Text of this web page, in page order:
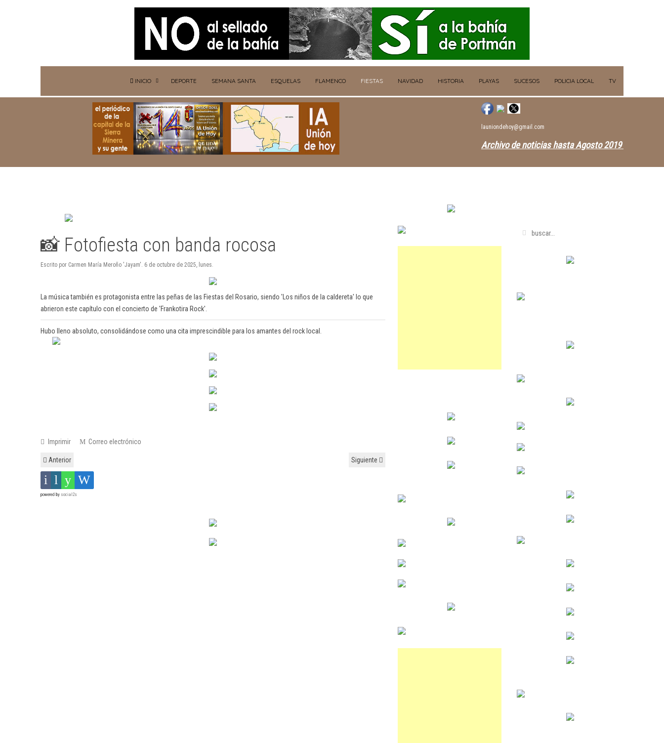
INICIO DEPORTE SEMANA SANTA ESQUELAS FLAMENCO FIESTAS NAVIDAD HISTORIA PLAYAS SUCESOS POLICIA LOCAL TV
launiondehoy@gmail.com
Archivo de noticias hasta Agosto 2019
📸 Fotofiesta con banda rocosa
Escrito por Carmen María Meroño 'Jayam'. 6 de octubre de 2025, lunes.
La música también es protagonista entre las peñas de las Fiestas del Rosario, siendo 'Los niños de la caldereta' lo que
abrieron este capítulo con el concierto de 'Frankotira Rock'.
Hubo lleno absoluto, consolidándose como una cita imprescindible para los amantes del rock local.
Imprimir Correo electrónico
Anterior Siguiente
powered by social2s